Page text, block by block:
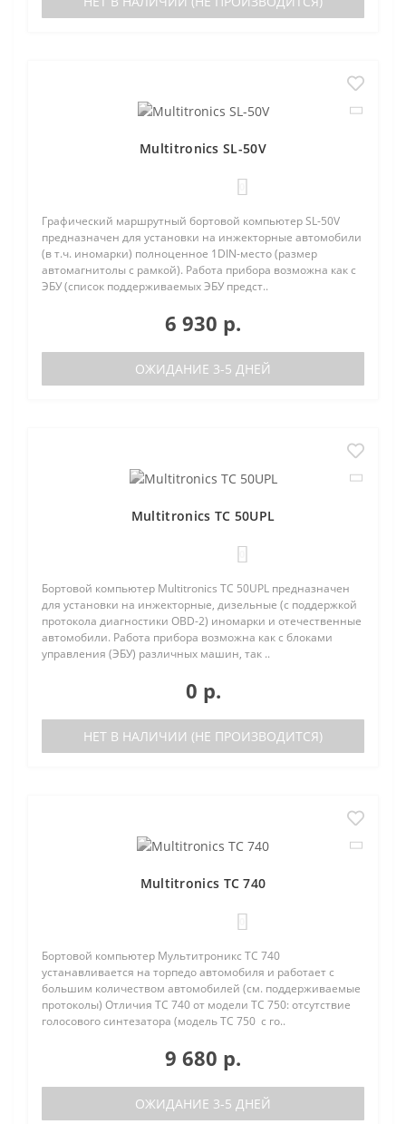
Multitronics SL-50V
Графический маршрутный бортовой компьютер SL-50V
предназначен для установки на инжекторные автомобили
(в т.ч. иномарки) полноценное 1DIN-место (размер
автомагнитолы с рамкой). Работа прибора возможна как с
ЭБУ (список поддерживаемых ЭБУ предст..
6 930 р.
ОЖИДАНИЕ 3-5 ДНЕЙ
Multitronics TC 50UPL
Бортовой компьютер Multitronics TC 50UPL предназначен
для установки на инжекторные, дизельные (с поддержкой
протокола диагностики OBD-2) иномарки и отечественные
автомобили. Работа прибора возможна как с блоками
управления (ЭБУ) различных машин, так ..
0 р.
НЕТ В НАЛИЧИИ (НЕ ПРОИЗВОДИТСЯ)
Multitronics TC 740
Бортовой компьютер Мультитроникс TC 740
устанавливается на торпедо автомобиля и работает с
большим количеством автомобилей (см. поддерживаемые
протоколы) Отличия TC 740 от модели TC 750: отсутствие
голосового синтезатора (модель TC 750 с го..
9 680 р.
ОЖИДАНИЕ 3-5 ДНЕЙ